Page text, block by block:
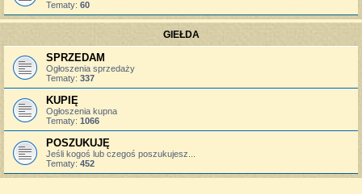
Tematy: 60
GIEŁDA
SPRZEDAM
Ogłoszenia sprzedaży
Tematy: 337
KUPIĘ
Ogłoszenia kupna
Tematy: 1066
POSZUKUJĘ
Jeśli kogoś lub czegoś poszukujesz...
Tematy: 452